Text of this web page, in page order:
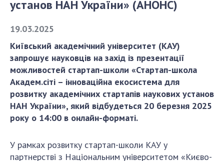
СТРУКТУРА
Президія НАН України
Апарат Президії
Секція фізико-технічних і математичних
наук
Секція хімічних і біологічних наук
Секція суспільних і гуманітарних наук
Ради, комітети та комісії
установ НАН України» (АНОНС)
19.03.2025
Київський академічний університет (КАУ)
запрошує науковців на захід із презентації
можливостей стартап-школи «Стартап-школа
Академ.сіті – інноваційна екосистема для
розвитку академічних стартапів наукових установ
НАН України», який відбудеться 20 березня 2025
року о 14:00 в онлайн-форматі.
У рамках розвитку стартап-школи КАУ у
партнерстві з Національним університетом «Києво-